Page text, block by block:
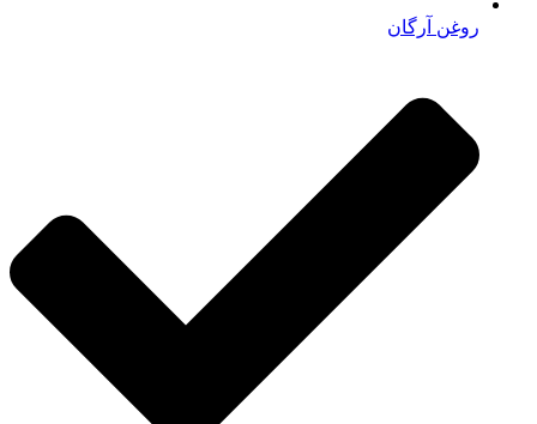
روغن آرگان